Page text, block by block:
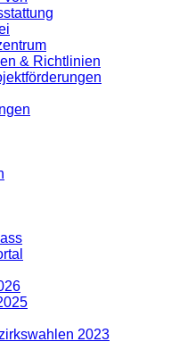
& Richtlinien
2023